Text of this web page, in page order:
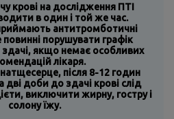
крові на дослідження ПТІ
в один і той же час.
антитромботичні
повинні порушувати графік
якщо немає особливих
лікаря.
після 8-12 годин
дві доби до здачі крові слід
виключити жирну, гостру і
солону їжу.